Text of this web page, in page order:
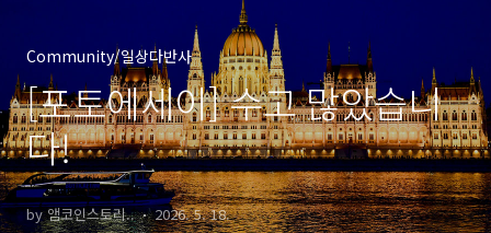
Community/일상다반사
[포토에세이] 수고 많았습니
다!
by 앰코인스토리.. 2026. 5. 18.